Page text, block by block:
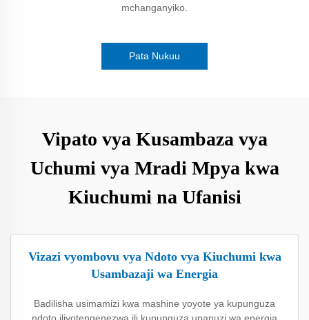
mchanganyiko.
Pata Nukuu
Vipato vya Kusambaza vya
Uchumi vya Mradi Mpya kwa
Kiuchumi na Ufanisi
Vizazi vyombovu vya Ndoto vya Kiuchumi kwa
Usambazaji wa Energia
Badilisha usimamizi kwa mashine yoyote ya kupunguza